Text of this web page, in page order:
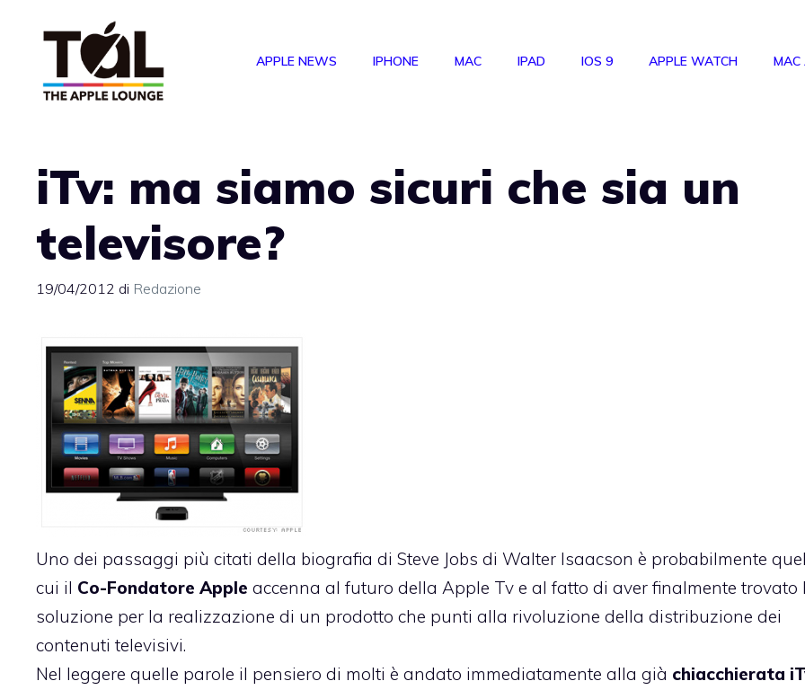
APPLE NEWS IPHONE MAC IPAD IOS 9 APPLE WATCH MAC
iTv: ma siamo sicuri che sia un
televisore?
19/04/2012 di Redazione
Uno dei passaggi più citati della biografia di Steve Jobs di Walter Isaacson è probabilmente
cui il Co-Fondatore Apple accenna al futuro della Apple Tv e al fatto di aver finalmente trovato
soluzione per la realizzazione di un prodotto che punti alla rivoluzione della distribuzione dei
contenuti televisivi.
Nel leggere quelle parole il pensiero di molti è andato immediatamente alla già chiacchierata